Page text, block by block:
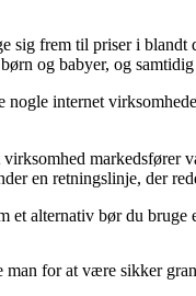
sig frem til priser i
og babyer, og
internet
en retningslinje, der
alternativ bør du
for at være sikker